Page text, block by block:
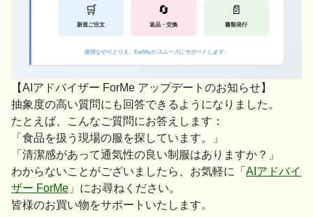
【AIアドバイザー ForMe アップデートのお知らせ】
抽象度の高い質問にも回答できるようになりました。
たとえば、こんなご質問にお答えします：
「食品を扱う現場の服を探しています。」
「清潔感があって通気性の良い制服はありますか？」
わからないことがございましたら、お気軽に「 AIアドバイ
ザー ForMe 」にお尋ねください。
皆様のお買い物をサポートいたします。